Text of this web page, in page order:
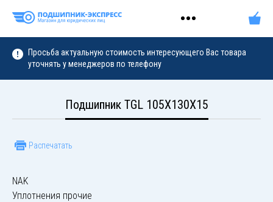
Просьба актуальную стоимость интересующего Вас товара
уточнять у менеджеров по телефону
Подшипник TGL 105X130X15
Распечатать
NAK
Уплотнения прочие